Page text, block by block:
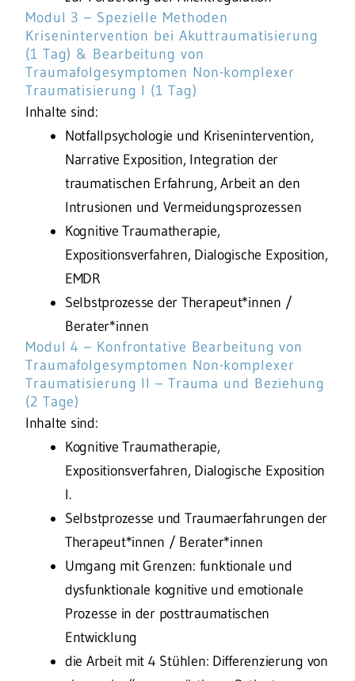
Modul 3 – Spezielle Methoden
Krisenintervention bei Akuttraumatisierung
(1 Tag) & Bearbeitung von
Traumafolgesymptomen Non-komplexer
Traumatisierung I (1 Tag)
Inhalte sind:
Notfallpsychologie und Krisenintervention,
Narrative Exposition, Integration der
traumatischen Erfahrung, Arbeit an den
Intrusionen und Vermeidungsprozessen
Kognitive Traumatherapie,
Expositionsverfahren, Dialogische Exposition,
EMDR
Selbstprozesse der Therapeut*innen /
Berater*innen
Modul 4 – Konfrontative Bearbeitung von
Traumafolgesymptomen Non-komplexer
Traumatisierung II – Trauma und Beziehung
(2 Tage)
Inhalte sind:
Kognitive Traumatherapie,
Expositionsverfahren, Dialogische Exposition
I.
Selbstprozesse und Traumaerfahrungen der
Therapeut*innen / Berater*innen
Umgang mit Grenzen: funktionale und
dysfunktionale kognitive und emotionale
Prozesse in der posttraumatischen
Entwicklung
die Arbeit mit 4 Stühlen: Differenzierung von